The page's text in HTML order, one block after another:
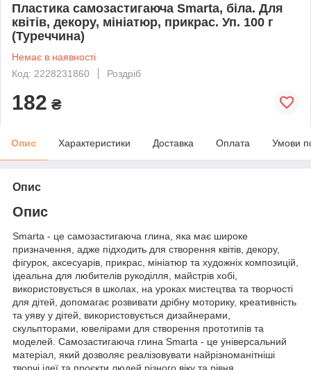
Пластика самозастигаюча Smarta, біла. Для
квітів, декору, мініатюр, прикрас. Уп. 100 г
(Туреччина)
Немає в наявності
Код: 2228231860
Роздріб
182 ₴
Опис Характеристики Доставка Оплата Умови
Опис
Опис
Smarta - це самозастигаюча глина, яка має широке
призначення, адже підходить для створення квітів, декору,
фігурок, аксесуарів, прикрас, мініатюр та художніх композицій,
ідеальна для любителів рукоділля, майстрів хобі,
використовується в школах, на уроках мистецтва та творчості
для дітей, допомагає розвивати дрібну моторику, креативність
та уяву у дітей, використовується дизайнерами,
скульпторами, ювелірами для створення прототипів та
моделей. Самозастигаюча глина Smarta - це універсальний
матеріал, який дозволяє реалізовувати найрізноманітніші